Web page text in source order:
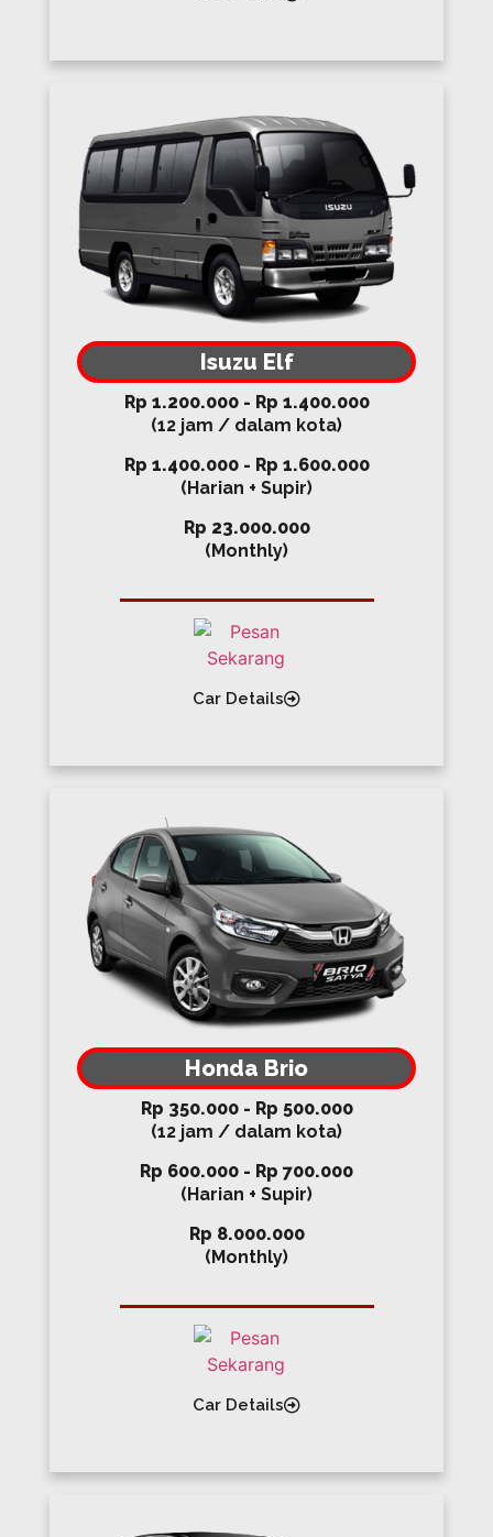
Isuzu Elf
Rp 1.200.000 - Rp 1.400.000
(12 jam / dalam kota)
Rp 1.400.000 - Rp 1.600.000
(Harian + Supir)
Rp 23.000.000
(Monthly)
Car Details
Honda Brio
Rp 350.000 - Rp 500.000
(12 jam / dalam kota)
Rp 600.000 - Rp 700.000
(Harian + Supir)
Rp 8.000.000
(Monthly)
Car Details